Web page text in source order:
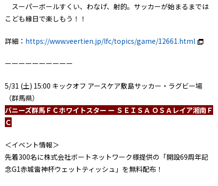
スーパーボールすくい、わなげ、射的。サッカーが始まるまでは
こども縁日で楽しもう！！
詳細： https://www.veertien.jp/lfc/topics/game/12661.html
ーーーーーーーーーー
5/31 (土) 15:00 キックオフ アースケア敷島サッカー・ラグビー場
（群馬県）
バニーズ群馬ＦＣホワイトスター ー ＳＥＩＳＡ ＯＳＡレイア湘南Ｆ
Ｃ
＜イベント情報＞
先着300名に株式会社ボートネットワーク様提供の「開設69周年記
念G1赤城雷神杯ウェットティッシュ」を無料配布！